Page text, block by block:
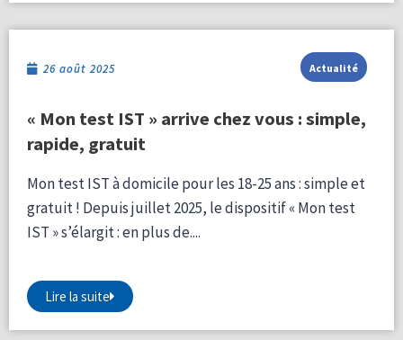
26 août 2025 Actualité
« Mon test IST » arrive chez vous : simple,
rapide, gratuit
Mon test IST à domicile pour les 18-25 ans : simple et
gratuit ! Depuis juillet 2025, le dispositif « Mon test
IST » s’élargit : en plus de....
Lire la suite